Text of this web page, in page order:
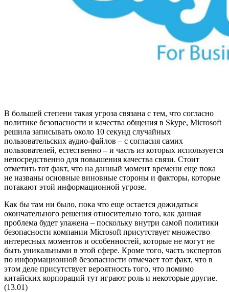
В большей степени такая угроза связана с тем, что согласно
политике безопасности и качества общения в Skype, Microsoft
решила записывать около 10 секунд случайных
пользовательских аудио-файлов – с согласия самих
пользователей, естественно – и часть из которых используется
непосредственно для повышения качества связи. Стоит
отметить тот факт, что на данный момент времени еще пока
не названы основные виновные стороны и факторы, которые
потакают этой информационной угрозе.
Как бы там ни было, пока что еще остается дожидаться
окончательного решения относительно того, как данная
проблема будет улажена – поскольку внутри самой политики
безопасности компании Microsoft присутствует множество
интересных моментов и особенностей, которые не могут не
быть уникальными в этой сфере. Кроме того, часть экспертов
по информационной безопасности отмечает тот факт, что в
этом деле присутствует вероятность того, что помимо
китайских корпораций тут играют роль и некоторые другие.
(13.01)